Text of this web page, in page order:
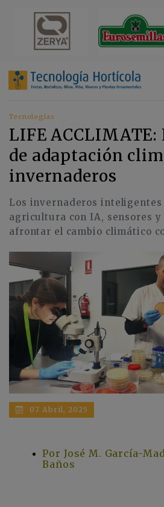
Tecnologías
LIFE
de adaptación
invernaderos
Los invernaderos
agricultura con IA, sensores
afrontar el cambio climático
07 Abril, 2025
Por José M. García-
Baños